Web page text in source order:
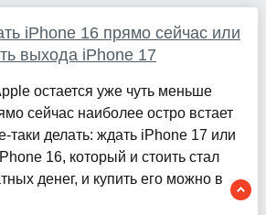
iPhone 16 прямо сейчас или
выхода iPhone 17
остается уже чуть меньше
сейчас наиболее остро встает
таки делать: ждать iPhone 17 или
16, который и стоить стал
денег, и купить его можно в